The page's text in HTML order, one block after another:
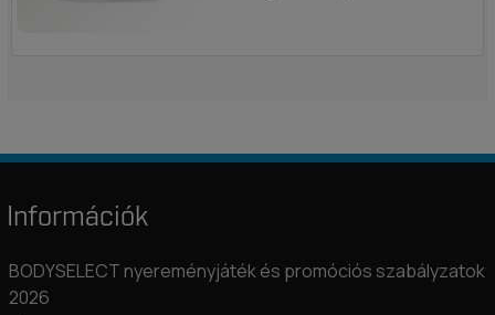
Információk
BODYSELECT nyereményjáték és promóciós szabályzatok
2026